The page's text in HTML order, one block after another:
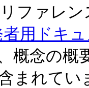
ファレ
者用ドキ
概念の概
まれてい